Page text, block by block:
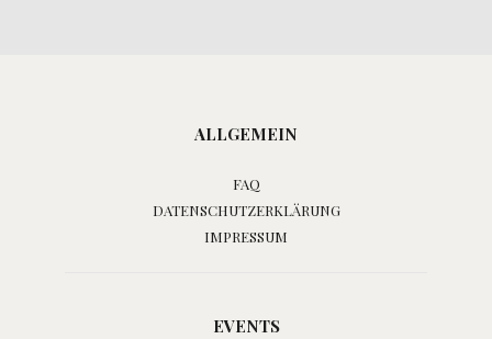
ALLGEMEIN
FAQ
DATENSCHUTZERKLÄRUNG
IMPRESSUM
EVENTS